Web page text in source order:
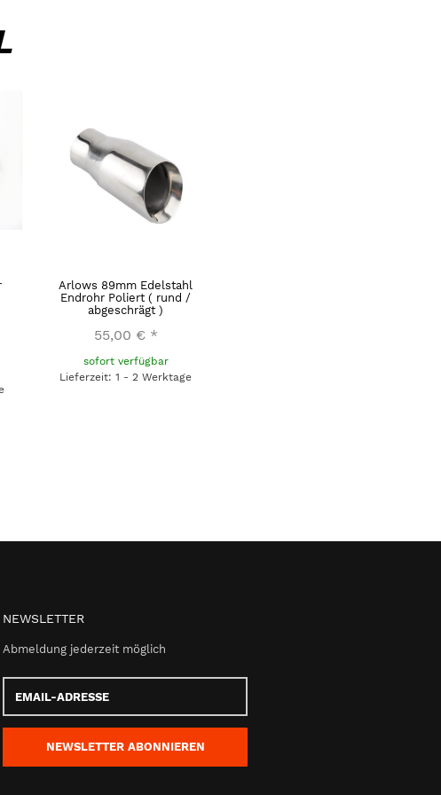
Arlows 89mm Edelstahl
Endrohr Poliert ( rund /
abgeschrägt )
55,00 € *
sofort verfügbar
Lieferzeit: 1 - 2 Werktage
NEWSLETTER
Abmeldung jederzeit möglich
Adresse
NEWSLETTER ABONNIEREN